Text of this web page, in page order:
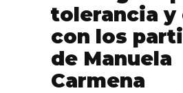
tolerancia
con los
de Manuela
Carmena